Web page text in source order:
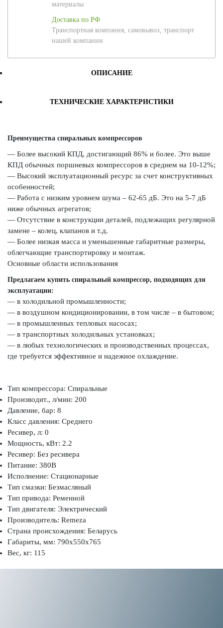
материалы
Доставка по РФ
Транспортная компания, самовывоз, транспорт
нашей компании
ОПИСАНИЕ
ТЕХНИЧЕСКИЕ ХАРАКТЕРИСТИКИ
Преимущества спиральных компрессоров
— Более высокий КПД, достигающий 86% и более. Это выше
КПД обычных поршневых компрессоров в среднем на 10-12%;
— Высокий эксплуатационный ресурс за счет конструктивных
особенностей;
— Работа с низким уровнем шума – 62-65 дБ. Это на 5-7 дБ
ниже обычных агрегатов;
— Отсутствие в конструкции деталей, подлежащих регулярной
замене – колец, клапанов и т.д.
— Более низкая масса и уменьшенные габаритные размеры,
облегчающие транспортировку и монтаж.
Основные области использования
Предлагаем купить спиральный компрессор, подходящих для
эксплуатации:
— в холодильной промышленности;
— в воздушном кондиционировании, в том числе – в бытовом;
— в промышленных тепловых насосах;
— в транспортных холодильных установках;
— в любых технологических и производственных процессах,
где требуется эффективное и надежное охлаждение.
Тип компрессора: Спиральные
Производит., л/мин: 200
Давление, бар: 8
Класс давления: Среднего
Ресивер, л: 0
Мощность, кВт: 2.2
Ресивер: Без ресивера
Питание: 380В
Исполнение: Стационарные
Тип смазки: Безмасляный
Тип привода: Ременной
Тип двигателя: Электрический
Производитель: Remeza
Страна происхождения: Беларусь
Габариты, мм: 790x550x765
Вес, кг: 115